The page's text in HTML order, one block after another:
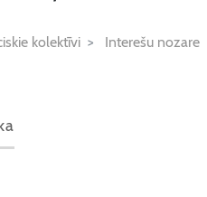
kolektīvi Interešu nozare